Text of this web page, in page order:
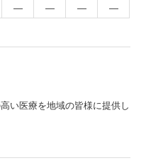
― ― ― ―
い医療を地域の皆様に提供し